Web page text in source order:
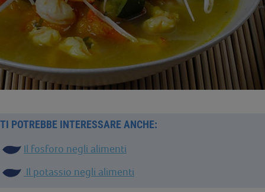
TI POTREBBE INTERESSARE ANCHE:
Il fosforo negli alimenti
Il potassio negli alimenti